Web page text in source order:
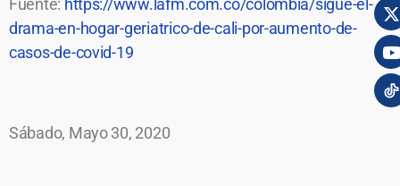
Fuente: https://www.lafm.com.co/colombia/sigue-el-
drama-en-hogar-geriatrico-de-cali-por-aumento-de-
casos-de-covid-19
Sábado, Mayo 30, 2020